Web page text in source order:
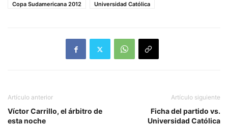
Copa Sudamericana 2012
Universidad Católica
Artículo anterior
Víctor Carrillo, el árbitro de
esta noche
Artículo siguiente
Ficha del partido vs.
Universidad Católica